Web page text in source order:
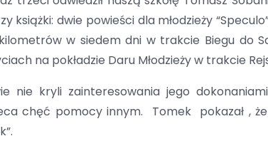
książki: dwie powieści dla młodzieży
w siedem dni w trakcie Biegu do
na pokładzie Daru Młodzieży w trakcie
nie kryli zainteresowania jego
chęć pomocy innym. Tomek pokazał , że